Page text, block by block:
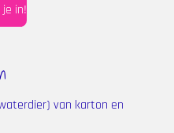
je in!
van karton en